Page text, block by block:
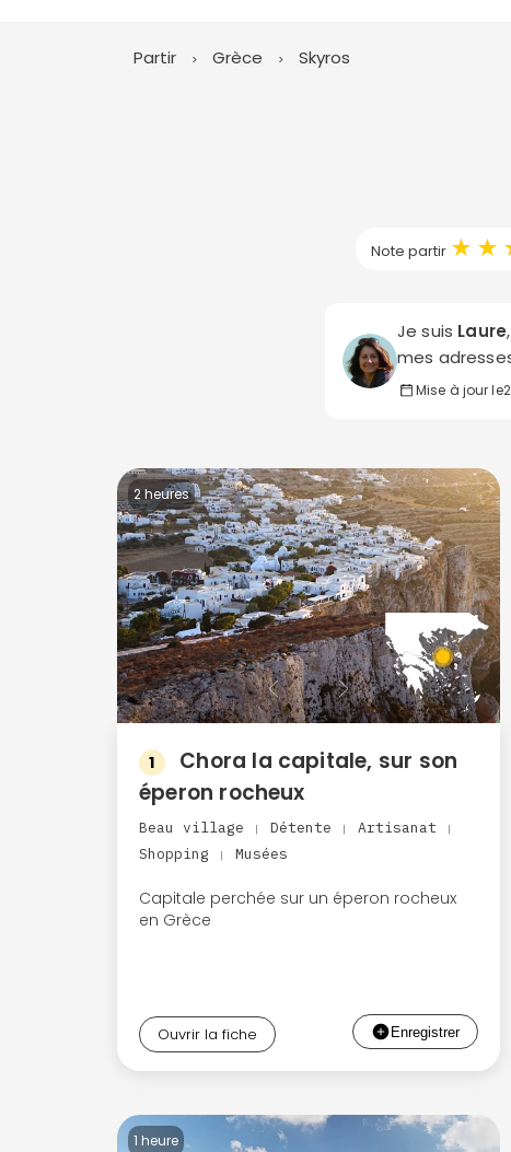
Partir Grèce Skyros
Note partir ★ ★
Je suis Laure
mes
Mise à jour le
2 heures
1
Chora la capitale, sur son
éperon rocheux
Beau village | Détente | Artisanat |
Shopping | Musées
Capitale perchée sur un éperon rocheux
en Grèce
Ouvrir la fiche
1 heure